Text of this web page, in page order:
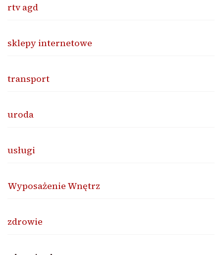
rtv agd
sklepy internetowe
transport
uroda
usługi
Wyposażenie Wnętrz
zdrowie